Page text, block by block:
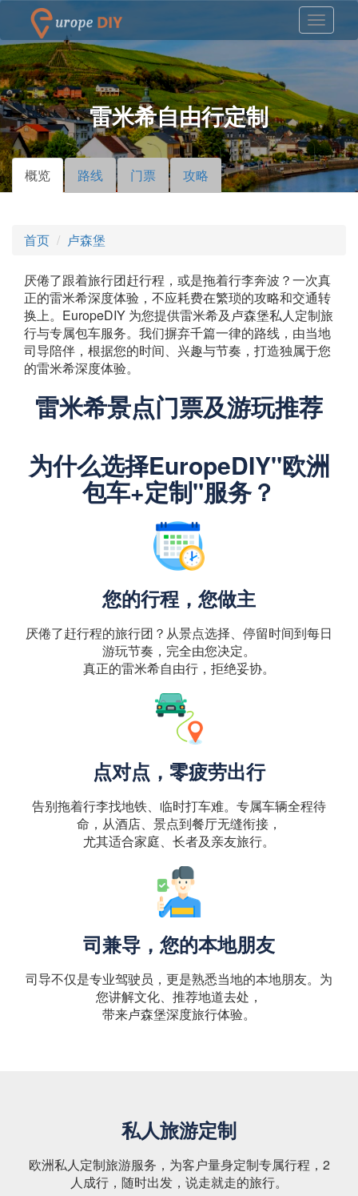
雷米希自由行定制
主标签
概览 （活
动标
路线 门票 攻略
首页 卢森堡
厌倦了跟着旅行团赶行程，或是拖着行李奔波？一次真
正的雷米希深度体验，不应耗费在繁琐的攻略和交通转
换上。EuropeDIY 为您提供雷米希及卢森堡私人定制旅
行与专属包车服务。我们摒弃千篇一律的路线，由当地
司导陪伴，根据您的时间、兴趣与节奏，打造独属于您
的雷米希深度体验。
雷米希景点门票及游玩推荐
为什么选择EuropeDIY"欧洲
包车+定制"服务？
您的行程，您做主
厌倦了赶行程的旅行团？从景点选择、停留时间到每日
游玩节奏，完全由您决定。
真正的雷米希自由行，拒绝妥协。
点对点，零疲劳出行
告别拖着行李找地铁、临时打车难。专属车辆全程待
命，从酒店、景点到餐厅无缝衔接，
尤其适合家庭、长者及亲友旅行。
司兼导，您的本地朋友
司导不仅是专业驾驶员，更是熟悉当地的本地朋友。为
您讲解文化、推荐地道去处，
带来卢森堡深度旅行体验。
私人旅游定制
欧洲私人定制旅游服务，为客户量身定制专属行程，2
人成行，随时出发，说走就走的旅行。